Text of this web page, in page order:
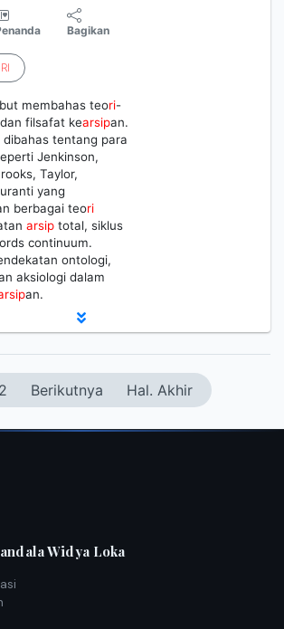
Bagikan
RI
membahas teori-
filsafat kearsipan.
dibahas tentang para
Jenkinson,
Taylor,
yang
berbagai teori
arsip total, siklus
continuum.
ontologi,
aksiologi dalam
an.
2 Berikutnya Hal. Akhir
Widya Loka